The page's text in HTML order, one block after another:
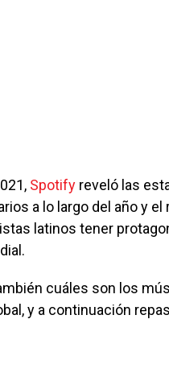
Spotify reveló las
a lo largo del año y el
latinos tener
cuáles son los
y a continuación